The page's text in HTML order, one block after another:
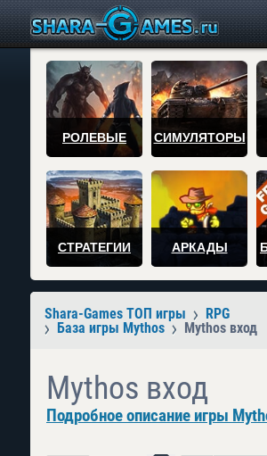
РОЛЕВЫЕ СИМУЛЯТОРЫ
СТРАТЕГИИ АРКАДЫ
Shara-Games ТОП игры
RPG
База игры Mythos
Mythos вход
Mythos вход
Подробное описание игры